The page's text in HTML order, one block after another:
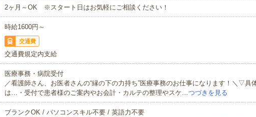
2ヶ月～OK ※スタート日はお気軽にご相談ください！
時給1600円～
交通費
交通費規定内支給
医療事務・病院受付
／看護師さん、お医者さんの“縁の下の力持ち”医療事務のお仕事になります！＼▽具
は…・受付で患者様のご案内やお会計・カルテの整理やスケ…つづきを見る
ブランクOK / パソコンスキル不要 / 英語力不要